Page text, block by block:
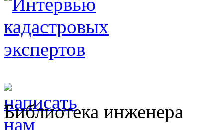
Библиотека инженера